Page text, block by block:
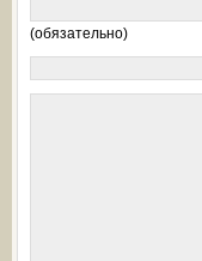
(обязательно)